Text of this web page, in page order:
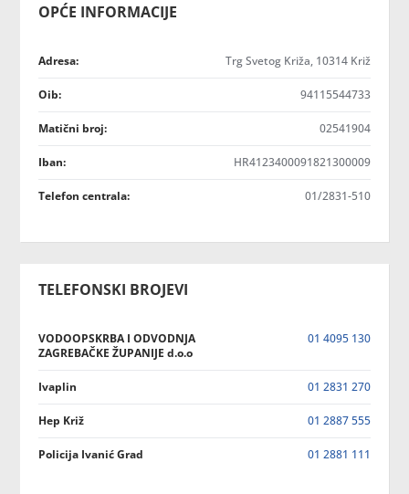
OPĆE INFORMACIJE
Adresa: Trg Svetog Križa, 10314 Križ
Oib: 94115544733
Matični broj: 02541904
Iban: HR4123400091821300009
Telefon centrala: 01/2831-510
TELEFONSKI BROJEVI
VODOOPSKRBA I ODVODNJA
ZAGREBAČKE ŽUPANIJE d.o.o
01 4095 130
Ivaplin 01 2831 270
Hep Križ 01 2887 555
Policija Ivanić Grad 01 2881 111